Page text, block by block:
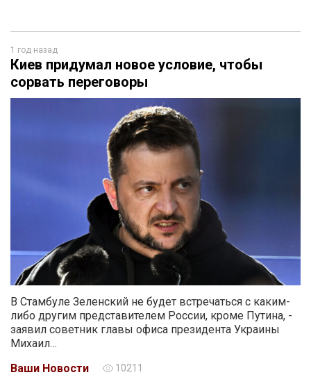
1 год назад
Киев придумал новое условие, чтобы
сорвать переговоры
В Стамбуле Зеленский не будет встречаться с каким-
либо другим представителем России, кроме Путина, -
заявил советник главы офиса президента Украины
Михаил…
Ваши Новости
10211